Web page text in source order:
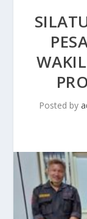
Posted by